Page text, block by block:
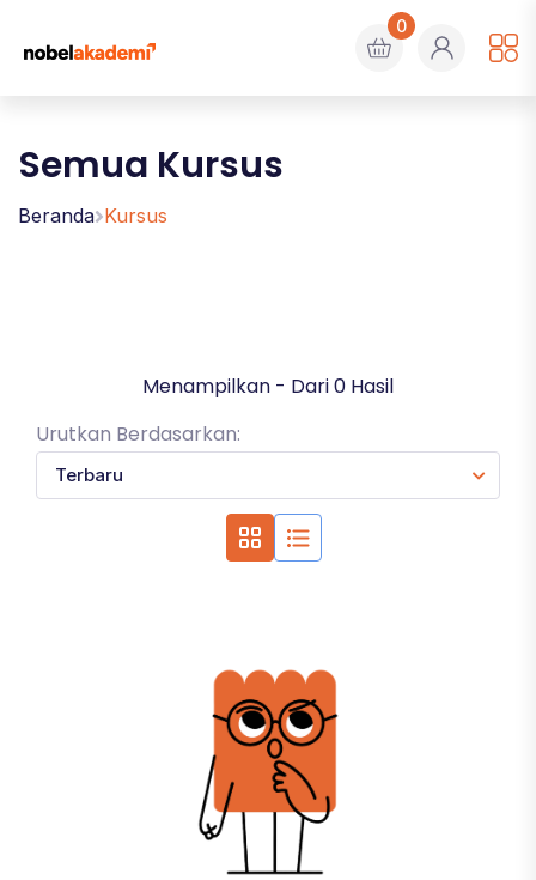
0
Semua Kursus
Beranda Kursus
Menampilkan - Dari 0 Hasil
Urutkan Berdasarkan: